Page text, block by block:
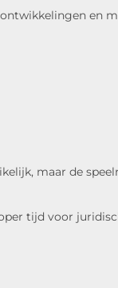
en
maar de
tijd voor